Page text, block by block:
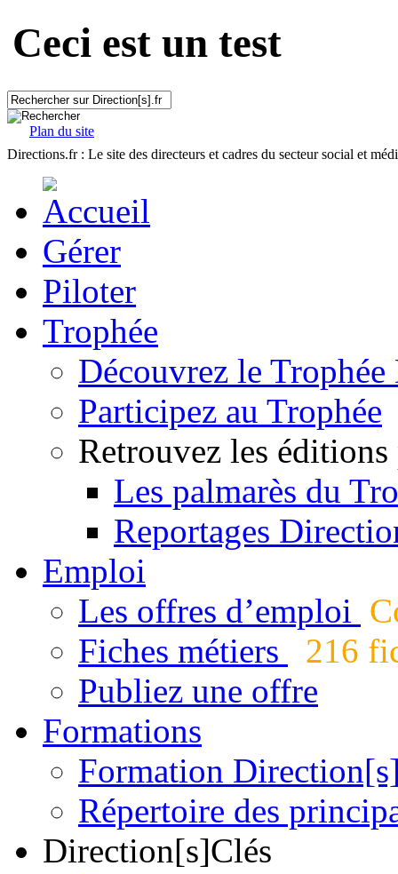
Ceci est un test
Plan du site
Directions.fr : Le site des directeurs et cadres du secteur social et
Gérer
Piloter
Trophée
Découvrez le
Participez au Trophée
Retrouvez les éditions
Les palmarès du
Reportages
Emploi
Les offres d’emploi
Fiches métiers
216
Publiez une offre
Formations
Formation
Répertoire des
Direction[s]Clés